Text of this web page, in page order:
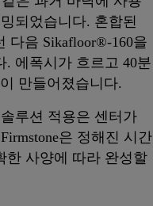
되었습니다. 혼합된
다음 Sikafloor®-160을
에폭시가 흐르고 40분
만들어졌습니다.
루션 적용은 센터가
은 정해진 시간
한 사양에 따라 완성할